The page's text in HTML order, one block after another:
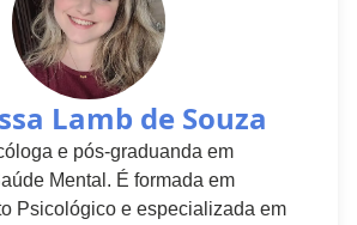
Lamb de Souza
e pós-graduanda em
Mental. É formada em
Psicológico e especializada em